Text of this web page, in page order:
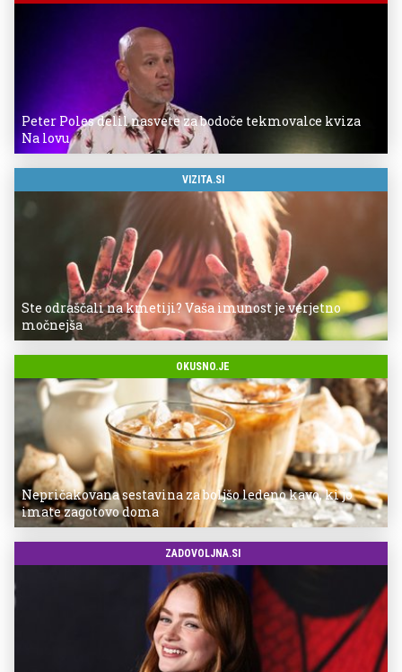
Peter Poles delil nasvete za bodoče tekmovalce kviza
Na lovu
VIZITA.SI
Ste odraščali na kmetiji? Vaša imunost je verjetno
močnejša
OKUSNO.JE
Nepričakovana sestavina za boljšo ledeno kavo, ki jo
imate zagotovo doma
ZADOVOLJNA.SI